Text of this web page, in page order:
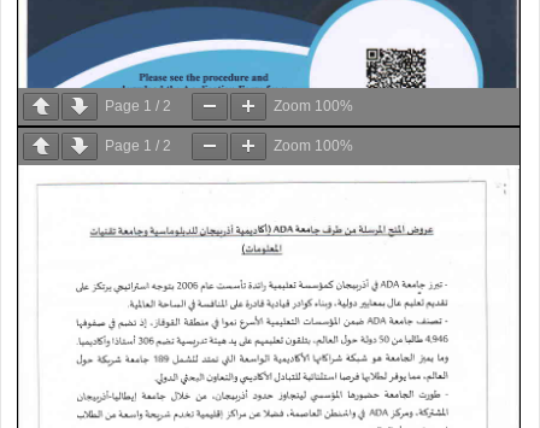
Page 1 / 2 Zoom 100%
Page 1 / 2 Zoom 100%